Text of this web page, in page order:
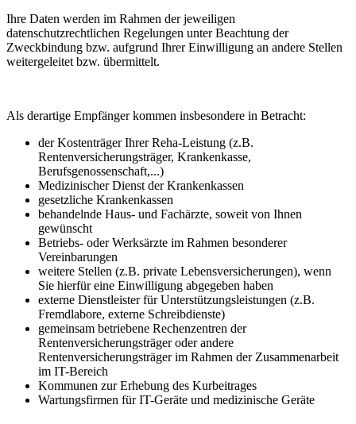
Ihre Daten werden im Rahmen der jeweiligen
datenschutzrechtlichen Regelungen unter Beachtung der
Zweckbindung bzw. aufgrund Ihrer Einwilligung an andere Stellen
weitergeleitet bzw. übermittelt.
Als derartige Empfänger kommen insbesondere in Betracht:
der Kostenträger Ihrer Reha-Leistung (z.B.
Rentenversicherungsträger, Krankenkasse,
Berufsgenossenschaft,...)
Medizinischer Dienst der Krankenkassen
gesetzliche Krankenkassen
behandelnde Haus- und Fachärzte, soweit von Ihnen
gewünscht
Betriebs- oder Werksärzte im Rahmen besonderer
Vereinbarungen
weitere Stellen (z.B. private Lebensversicherungen), wenn
Sie hierfür eine Einwilligung abgegeben haben
externe Dienstleister für Unterstützungsleistungen (z.B.
Fremdlabore, externe Schreibdienste)
gemeinsam betriebene Rechenzentren der
Rentenversicherungsträger oder andere
Rentenversicherungsträger im Rahmen der Zusammenarbeit
im IT-Bereich
Kommunen zur Erhebung des Kurbeitrages
Wartungsfirmen für IT-Geräte und medizinische Geräte